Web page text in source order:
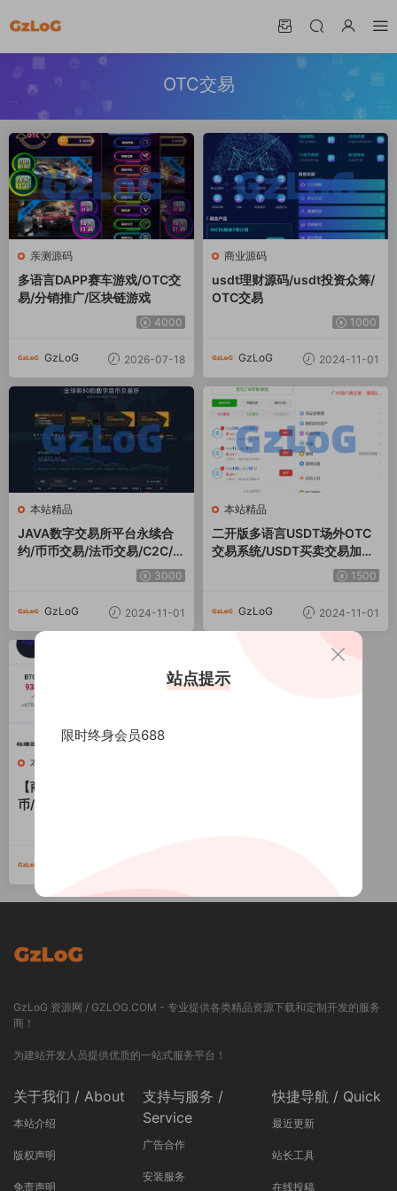
OTC交易
亲测源码
多语言DAPP赛车游戏/OTC交
易/分销推广/区块链游戏
4000
GzLoG 2026-07-18
商业源码
usdt理财源码/usdt投资众筹/
OTC交易
1000
GzLoG 2024-11-01
本站精品
JAVA数字交易所平台永续合
约/币币交易/法币交易/C2C/O
3000
GzLoG 2024-11-01
本站精品
二开版多语言USDT场外OTC
交易系统/USDT买卖交易加三
1500
GzLoG 2024-11-01
本站精品
【商业资源】java永续合约币
币/otc交易所完整代码/vue开
GzLoG 资源网 / GZLOG.COM - 专业提供各类精品资源下载和定制开发的服务
商！
为建站开发人员提供优质的一站式服务平台！
关于我们 / About
本站介绍
版权声明
免责声明
支持与服务 /
Service
广告合作
安装服务
快捷导航 / Quick
最近更新
站长工具
在线投稿
站点提示
限时终身会员688